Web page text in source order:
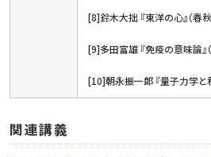
[8]鈴木大拙 『東洋の心』（春秋
[9]多田富雄 『免疫の意味論』
[10]朝永振一郎 『量子力学と私
関連講義